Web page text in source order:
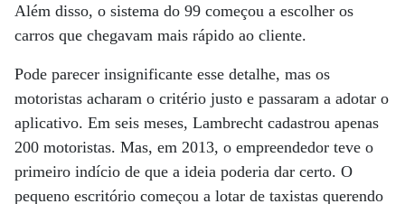
Além disso, o sistema do 99 começou a escolher os
carros que chegavam mais rápido ao cliente.
Pode parecer insignificante esse detalhe, mas os
motoristas acharam o critério justo e passaram a adotar o
aplicativo. Em seis meses, Lambrecht cadastrou apenas
200 motoristas. Mas, em 2013, o empreendedor teve o
primeiro indício de que a ideia poderia dar certo. O
pequeno escritório começou a lotar de taxistas querendo